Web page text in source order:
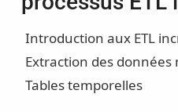
Introduction aux ETL
Extraction des données
Tables temporelles